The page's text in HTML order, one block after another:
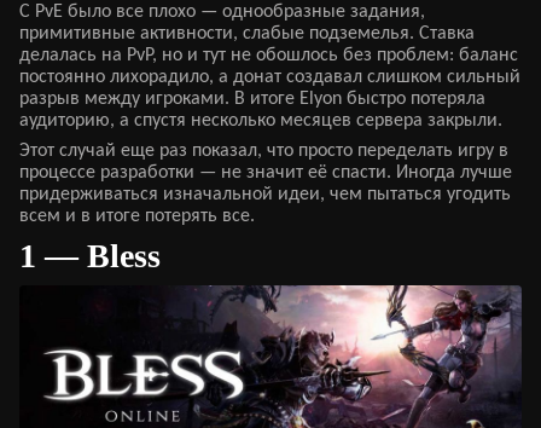
С PvE было все плохо — однообразные задания,
примитивные активности, слабые подземелья. Ставка
делалась на PvP, но и тут не обошлось без проблем: баланс
постоянно лихорадило, а донат создавал слишком сильный
разрыв между игроками. В итоге Elyon быстро потеряла
аудиторию, а спустя несколько месяцев сервера закрыли.
Этот случай еще раз показал, что просто переделать игру в
процессе разработки — не значит её спасти. Иногда лучше
придерживаться изначальной идеи, чем пытаться угодить
всем и в итоге потерять все.
1 — Bless